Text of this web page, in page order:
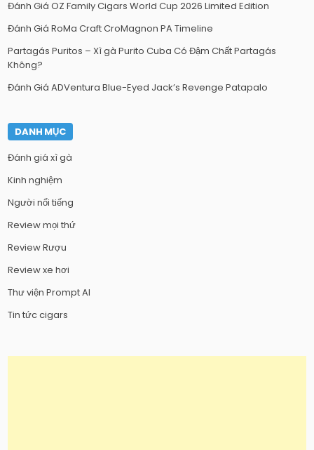
Đánh Giá OZ Family Cigars World Cup 2026 Limited Edition
Đánh Giá RoMa Craft CroMagnon PA Timeline
Partagás Puritos – Xì gà Purito Cuba Có Đậm Chất Partagás
Không?
Đánh Giá ADVentura Blue-Eyed Jack’s Revenge Patapalo
DANH MỤC
Đánh giá xì gà
Kinh nghiệm
Người nổi tiếng
Review mọi thứ
Review Rượu
Review xe hơi
Thư viện Prompt AI
Tin tức cigars